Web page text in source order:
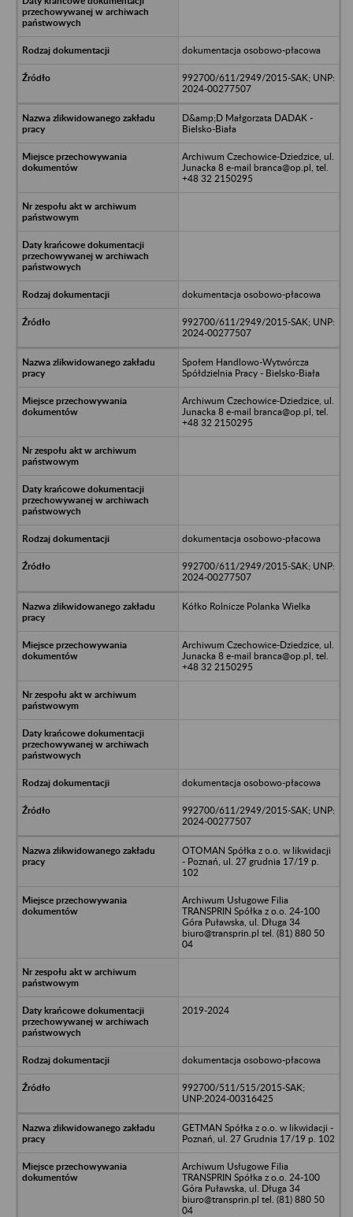
dokumentacja osobowo-płacowa
992700/611/2949/2015-SAK; UNP:
2024-00277507
D&amp;D Małgorzata DADAK -
Bielsko-Biała
Archiwum Czechowice-Dziedzice, ul.
Junacka 8 e-mail branca@op.pl, tel.
+48 32 2150295
dokumentacja osobowo-płacowa
992700/611/2949/2015-SAK; UNP:
2024-00277507
Społem Handlowo-Wytwórcza
Spółdzielnia Pracy - Bielsko-Biała
Archiwum Czechowice-Dziedzice, ul.
Junacka 8 e-mail branca@op.pl, tel.
+48 32 2150295
dokumentacja osobowo-płacowa
992700/611/2949/2015-SAK; UNP:
2024-00277507
Kółko Rolnicze Polanka Wielka
Archiwum Czechowice-Dziedzice, ul.
Junacka 8 e-mail branca@op.pl, tel.
+48 32 2150295
dokumentacja osobowo-płacowa
992700/611/2949/2015-SAK; UNP:
2024-00277507
OTOMAN Spółka z o.o. w likwidacji
- Poznań, ul. 27 grudnia 17/19 p.
102
Archiwum Usługowe Filia
TRANSPRIN Spółka z o.o. 24-100
Góra Puławska, ul. Długa 34
biuro@transprin.pl tel. (81) 880 50
04
2019-2024
dokumentacja osobowo-płacowa
992700/511/515/2015-SAK;
UNP:2024-00316425
GETMAN Spółka z o.o. w likwidacji -
Poznań, ul. 27 Grudnia 17/19 p. 102
Archiwum Usługowe Filia
TRANSPRIN Spółka z o.o. 24-100
Góra Puławska, ul. Długa 34
biuro@transprin.pl tel. (81) 880 50
04